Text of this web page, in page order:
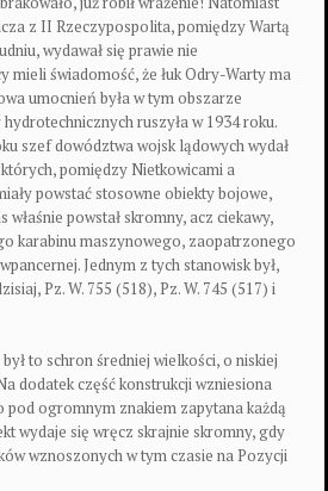
z II Rzeczypospolita, pomiędzy Wartą
wydawał się prawie nie
mieli świadomość, że łuk Odry-Warty ma
umocnień była w tym obszarze
ruszyła w 1934 roku.
szef dowództwa wojsk lądowych wydał
pomiędzy Nietkowicami a
powstać stosowne obiekty bojowe,
właśnie powstał skromny, acz ciekawy,
karabinu maszynowego, zaopatrzonego
Jednym z tych stanowisk był,
Pz. W. 755 (518), Pz. W. 745 (517) i
to schron średniej wielkości, o niskiej
dodatek część konstrukcji wzniesiona
pod ogromnym znakiem zapytana każdą
wydaje się wręcz skrajnie skromny, gdy
wznoszonych w tym czasie na Pozycji